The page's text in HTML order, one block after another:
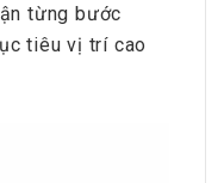
từng bước
tiêu vị trí cao